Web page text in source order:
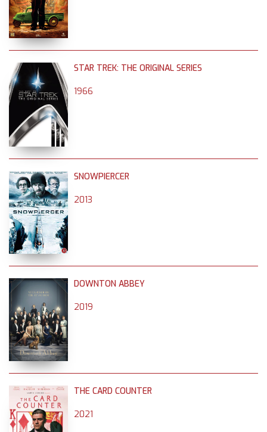
STAR TREK: THE ORIGINAL SERIES
1966
SNOWPIERCER
2013
DOWNTON ABBEY
2019
THE CARD COUNTER
2021